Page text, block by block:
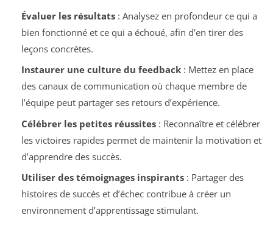
Évaluer les résultats: Analysez en profondeur ce qui a
bien fonctionné et ce qui a échoué, afin d’en tirer des
leçons concrètes.
Instaurer une culture du feedback: Mettez en place
des canaux de communication où chaque membre de
l’équipe peut partager ses retours d’expérience.
Célébrer les petites réussites: Reconnaître et célébrer
les victoires rapides permet de maintenir la motivation et
d’apprendre des succès.
Utiliser des témoignages inspirants: Partager des
histoires de succès et d’échec contribue à créer un
environnement d’apprentissage stimulant.